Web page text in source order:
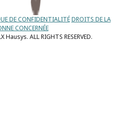
DE CONFIDENTIALITÉ DROITS DE LA
CONCERNÉE
ALL RIGHTS RESERVED.